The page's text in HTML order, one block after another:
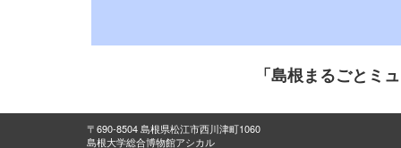
「島根まるごとミ
〒690-8504 島根県松江市西川津町1060
島根大学総合博物館アシカル